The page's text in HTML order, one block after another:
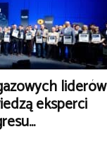
liderów
eksperci